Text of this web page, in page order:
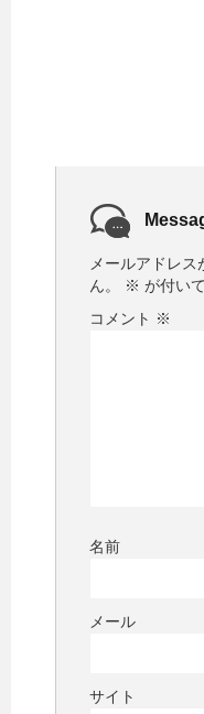
メールアドレ
ん。
※ が付い
コメント ※
名前
メール
サイト